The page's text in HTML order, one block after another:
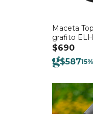
Maceta
grafito
$690
$587